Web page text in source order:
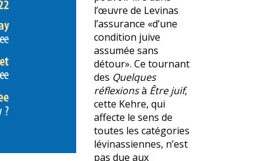
l’œuvre de Levinas
l’assurance «d’une
condition juive
assumée sans
détour». Ce tournant
des Quelques
réflexionsà Être juif,
cette Kehre, qui
affecte le sens de
toutes les catégories
lévinassiennes, n’est
pas due aux